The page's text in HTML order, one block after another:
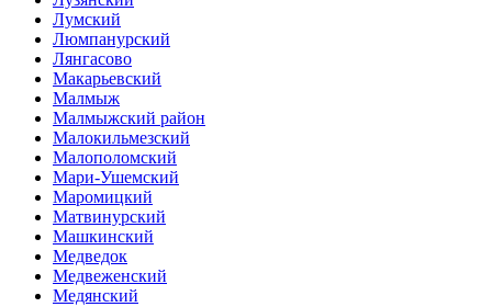
Лумский
Люмпанурский
Лянгасово
Макарьевский
Малмыж
Малмыжский район
Малокильмезский
Малополомский
Мари-Ушемский
Маромицкий
Матвинурский
Машкинский
Медведок
Медвеженский
Медянский